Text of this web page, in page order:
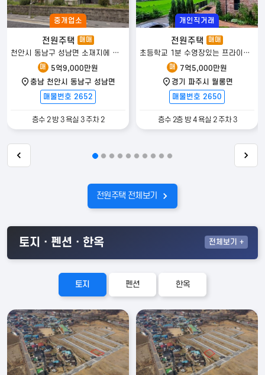
중개업소
전원주택 매매
천안시 동남구 성남면 소재지에 위치한 건축중인 전원주택 매매!!
매 5억9,000만원
충남 천안시 동남구 성남면
매물번호 2652
층수 2 방 3 욕실 3 주차 2
개인직거래
전원주택 매매
초등학교 1분 수영장있는 프라이빗 하우스
매
7억5,000만원
경기 파주시 월롱면
매물번호 2650
층수 2층 방 4 욕실 2 주차 3
전원주택 전체보기
토지ㆍ펜션ㆍ한옥 전체 보기 +
토지 펜션 한옥